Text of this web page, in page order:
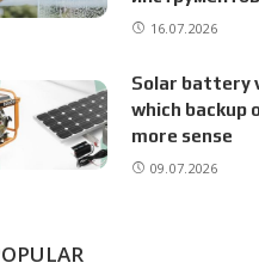
16.07.2026
Solar battery
which backup
more sense
09.07.2026